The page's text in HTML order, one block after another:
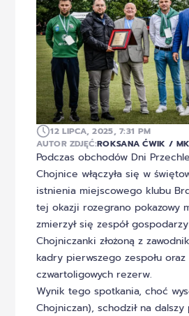
12 LIPCA, 2025, 7:31 PM
AUTOR ZDJĘĆ:ROKSANA ĆWIK /
Podczas obchodów Dni
Chojnice włączyła się w
istnienia miejscowego klubu
tej okazji rozegrano pokazowy
zmierzył się zespół
Chojniczanki złożoną z
kadry pierwszego zespołu oraz
czwartoligowych rezerw.
Wynik tego spotkania, choć
Chojniczan), schodził na dalszy